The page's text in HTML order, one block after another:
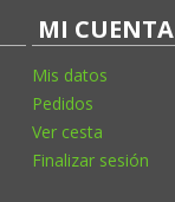
MI CUENTA
Mis datos
Pedidos
Ver cesta
Finalizar sesión